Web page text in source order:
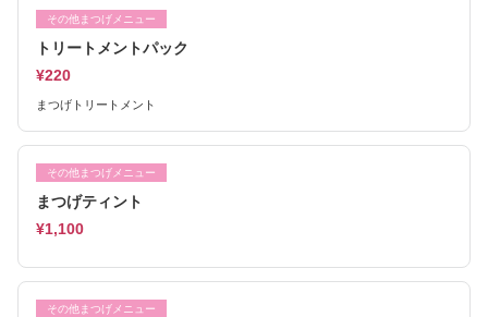
その他まつげメニュー
トリートメントパック
¥220
まつげトリートメント
その他まつげメニュー
まつげティント
¥1,100
その他まつげメニュー